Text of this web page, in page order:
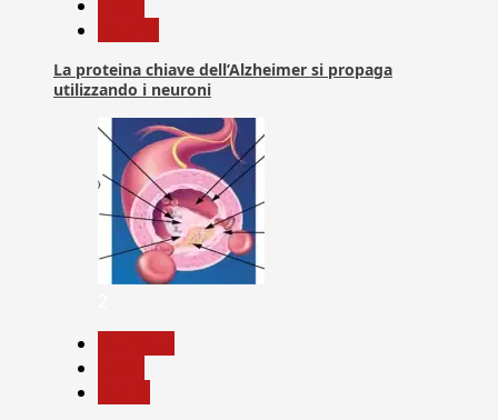
La proteina chiave dell’Alzheimer si propaga
utilizzando i neuroni